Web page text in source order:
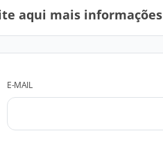
aqui mais informações
E-MAIL